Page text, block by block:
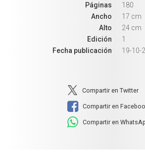
Páginas
180
Ancho
17 cm
Alto
24 cm
Edición
1
Fecha publicación
19-10-
Compartir en Twitter
Compartir en
Compartir en